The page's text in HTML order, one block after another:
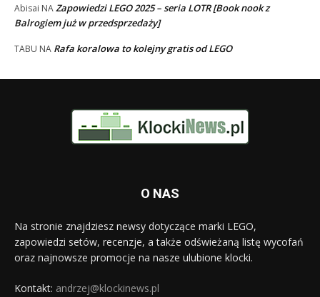
Abisai NAZapowiedzi LEGO 2025 – seria LOTR [Book nook z
Balrogiem już w przedsprzedaży]
TABU NA Rafa koralowa to kolejny gratis od LEGO
O NAS
Na stronie znajdziesz newsy dotyczące marki LEGO,
zapowiedzi setów, recenzje, a także odświeżaną listę wycofań
oraz najnowsze promocje na nasze ulubione klocki.
Kontakt: andrzej@klockinews.pl